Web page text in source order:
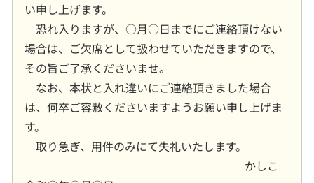
い申し上げます。
恐れ入りますが、○月○日までにご連絡頂けない
場合は、ご欠席として扱わせていただきますので、
その旨ご了承くださいませ。
なお、本状と入れ違いにご連絡頂きました場合
は、何卒ご容赦くださいますようお願い申し上げま
す。
取り急ぎ、用件のみにて失礼いたします。
かしこ